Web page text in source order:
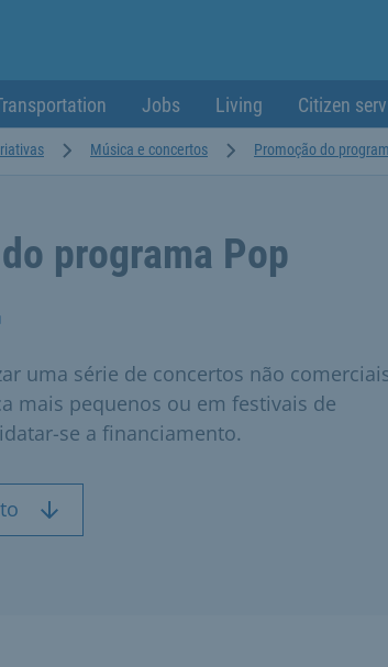
Jobs Living Citizen
Música e concertos Promoção do
programa Pop
uma série de concertos não
mais pequenos ou em festivais de
se a financiamento.